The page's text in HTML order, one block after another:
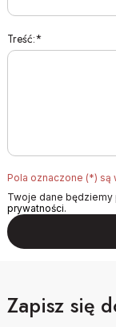
Treść:
Pola oznaczone (*) są
Twoje dane
prywatności.
Zapisz się